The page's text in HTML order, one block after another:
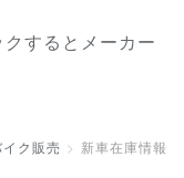
するとメーカー
ク販売 新車在庫情報